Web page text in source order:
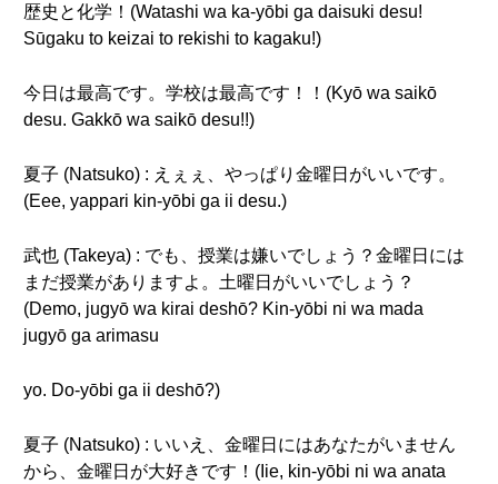
歴史と化学！(Watashi wa ka-yōbi ga daisuki desu!
Sūgaku to keizai to rekishi to kagaku!)
今日は最高です。学校は最高です！！(Kyō wa saikō
desu. Gakkō wa saikō desu!!)
夏子 (Natsuko) : えぇぇ、やっぱり金曜日がいいです。
(Eee, yappari kin-yōbi ga ii desu.)
武也 (Takeya) : でも、授業は嫌いでしょう？金曜日には
まだ授業がありますよ。土曜日がいいでしょう？
(Demo, jugyō wa kirai deshō? Kin-yōbi ni wa mada
jugyō ga arimasu
yo. Do-yōbi ga ii deshō?)
夏子 (Natsuko) : いいえ、金曜日にはあなたがいません
から、金曜日が大好きです！(Iie, kin-yōbi ni wa anata